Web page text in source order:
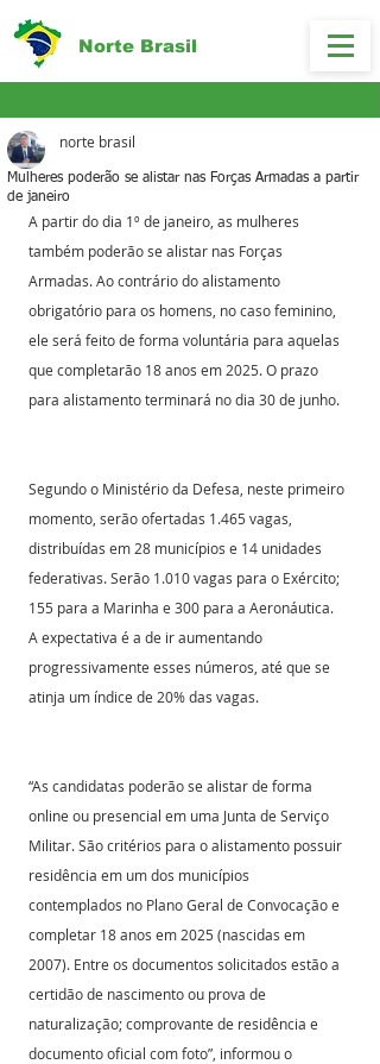
Norte Brasil
Mulheres poderão se alistar nas Forças Armadas a partir
de janeiro
norte brasil
A partir do dia 1º de janeiro, as mulheres
também poderão se alistar nas Forças
Armadas. Ao contrário do alistamento
obrigatório para os homens, no caso feminino,
ele será feito de forma voluntária para aquelas
que completarão 18 anos em 2025. O prazo
para alistamento terminará no dia 30 de junho.
Segundo o Ministério da Defesa, neste primeiro
momento, serão ofertadas 1.465 vagas,
distribuídas em 28 municípios e 14 unidades
federativas. Serão 1.010 vagas para o Exército;
155 para a Marinha e 300 para a Aeronáutica.
A expectativa é a de ir aumentando
progressivamente esses números, até que se
atinja um índice de 20% das vagas.
“As candidatas poderão se alistar de forma
online ou presencial em uma Junta de Serviço
Militar. São critérios para o alistamento possuir
residência em um dos municípios
contemplados no Plano Geral de Convocação e
completar 18 anos em 2025 (nascidas em
2007). Entre os documentos solicitados estão a
certidão de nascimento ou prova de
naturalização; comprovante de residência e
documento oficial com foto”, informou o